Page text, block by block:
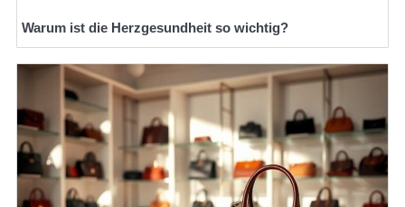
Warum ist die Herzgesundheit so wichtig?